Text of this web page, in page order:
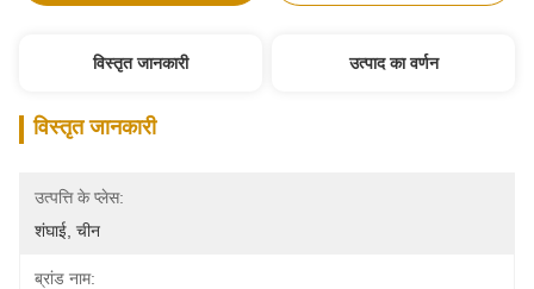
विस्तृत जानकारी उत्पाद का वर्णन
विस्तृत जानकारी
उत्पत्ति के प्लेस:
शंघाई, चीन
ब्रांड नाम: